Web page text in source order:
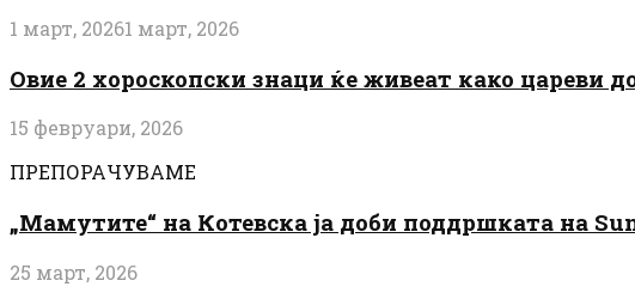
1 март, 20261 март, 2026
Овие 2 хороскопски знаци ќе живеат како цареви
15 февруари, 2026
ПРЕПОРАЧУВАМЕ
„Мамутите“ на Котевска ја доби поддршката на
25 март, 2026